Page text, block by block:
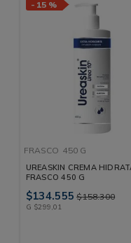
- 15 %
FRASCO 450 G
UREASKIN CREMA
FRASCO 450 G
$134.555 $158.300
G $299,01